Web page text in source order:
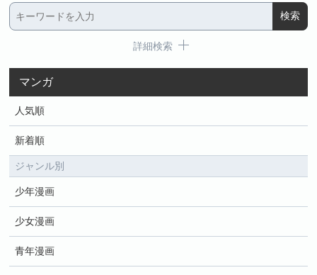
詳細検索
マンガ
人気順
新着順
ジャンル別
少年漫画
少女漫画
青年漫画